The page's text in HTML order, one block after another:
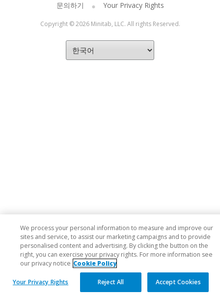
문의하기
Your Privacy Rights
Copyright © 2026 Minitab, LLC. All rights Reserved.
We process your personal information to measure and improve our
sites and service, to assist our marketing campaigns and to provide
personalised content and advertising. By clicking the button on the
right, you can exercise your privacy rights. For more information see
our privacy notice Cookie Policy
Your Privacy Rights Reject All Accept Cookies